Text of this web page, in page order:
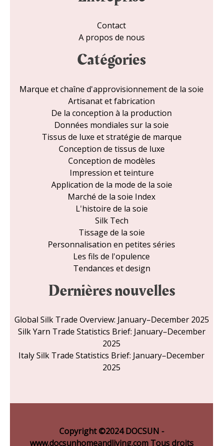
Contact
A propos de nous
Catégories
Marque et chaîne d'approvisionnement de la soie
Artisanat et fabrication
De la conception à la production
Données mondiales sur la soie
Tissus de luxe et stratégie de marque
Conception de tissus de luxe
Conception de modèles
Impression et teinture
Application de la mode de la soie
Marché de la soie Index
L'histoire de la soie
Silk Tech
Tissage de la soie
Personnalisation en petites séries
Les fils de l'opulence
Tendances et design
Dernières nouvelles
Global Silk Trade Overview: January–December 2025
Silk Yarn Trade Statistics Brief: January–December
2025
Italy Silk Trade Statistics Brief: January–December
2025
Copyright ©2024 DOCSUN -
www.docsunhomeandliving.com Tous droits